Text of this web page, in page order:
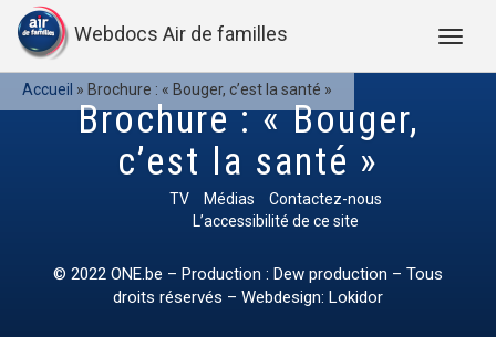
Webdocs Air de familles
Accueil » Brochure : « Bouger, c’est la santé »
Brochure : « Bouger,
c’est la santé »
TV Médias
Contactez-nous
L’accessibilité de ce site
© 2022 ONE.be – Production : Dew production – Tous
droits réservés – Webdesign: Lokidor